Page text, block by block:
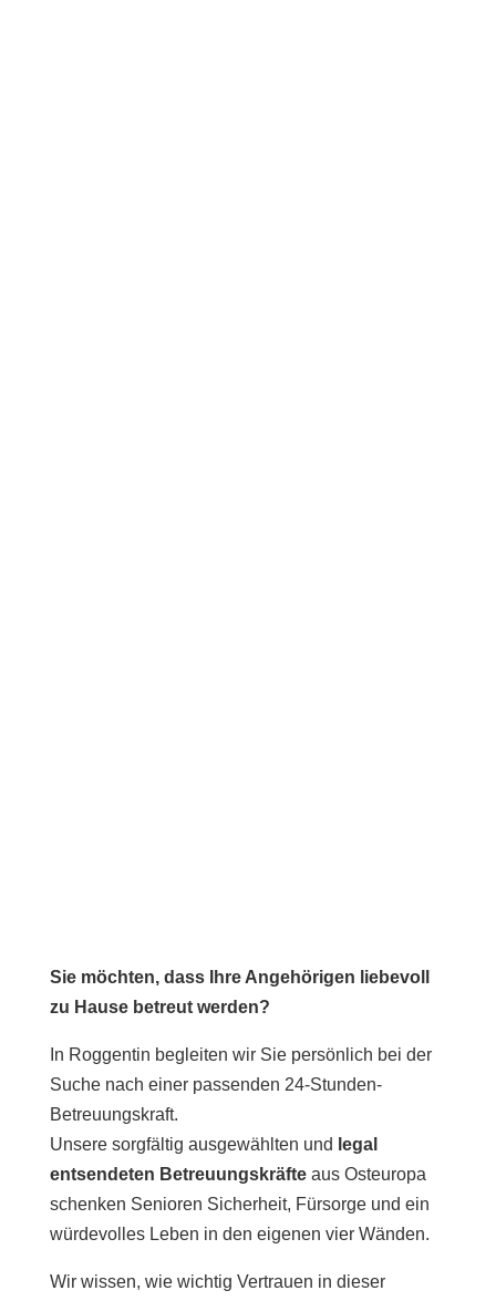
Sie möchten, dass Ihre Angehörigen liebevoll
zu Hause betreut werden?
In Roggentin begleiten wir Sie persönlich bei der
Suche nach einer passenden 24-Stunden-
Betreuungskraft.
Unsere sorgfältig ausgewählten und legal
entsendeten Betreuungskräfteaus Osteuropa
schenken Senioren Sicherheit, Fürsorge und ein
würdevolles Leben in den eigenen vier Wänden.
Wir wissen, wie wichtig Vertrauen in dieser